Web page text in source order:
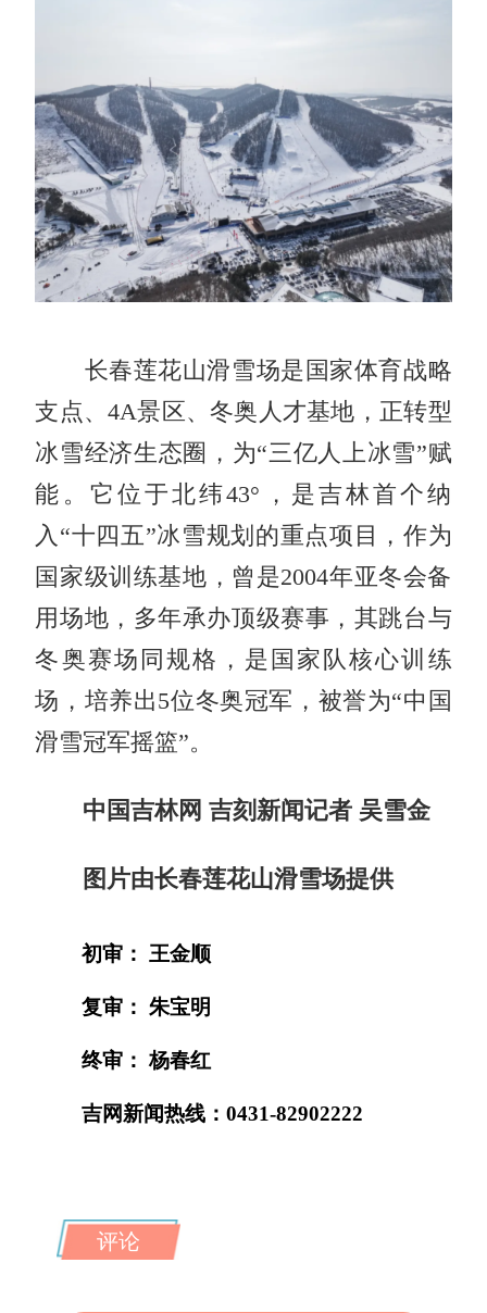
长春莲花山滑雪场是国家体育战略
支点、4A景区、冬奥人才基地，正转型
冰雪经济生态圈，为“三亿人上冰雪”赋
能。它位于北纬43°，是吉林首个纳
入“十四五”冰雪规划的重点项目，作为
国家级训练基地，曾是2004年亚冬会备
用场地，多年承办顶级赛事，其跳台与
冬奥赛场同规格，是国家队核心训练
场，培养出5位冬奥冠军，被誉为“中国
滑雪冠军摇篮”。
中国吉林网 吉刻新闻记者 吴雪金
图片由长春莲花山滑雪场提供
初审： 王金顺
复审： 朱宝明
终审： 杨春红
吉网新闻热线：0431-82902222
评论